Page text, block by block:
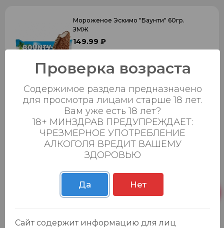
Мороженое Эскимо "Баунти" 60гр.
ЗМЖ
149.99 ₽
Добавить в корзину
Мороженое Рожок "Твикс" 68гр. ЗМЖ
139.99 ₽ 149.99 ₽
Проверка возраста
Содержимое раздела предназначено
для просмотра лицами старше 18 лет.
Вам уже есть 18 лет?
18+ МИНЗДРАВ ПРЕДУПРЕЖДАЕТ:
ЧРЕЗМЕРНОЕ УПОТРЕБЛЕНИЕ
АЛКОГОЛЯ ВРЕДИТ ВАШЕМУ
ЗДОРОВЬЮ
Да Нет
Сайт содержит информацию для лиц